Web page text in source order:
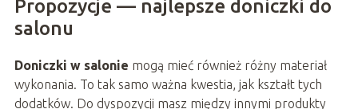
Propozycje — najlepsze doniczki do
salonu
Doniczki w salonie mogą mieć również różny materiał
wykonania. To tak samo ważna kwestia, jak kształt tych
dodatków. Do dyspozycji masz między innymi produkty